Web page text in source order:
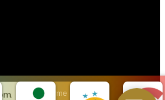
Suscribirme